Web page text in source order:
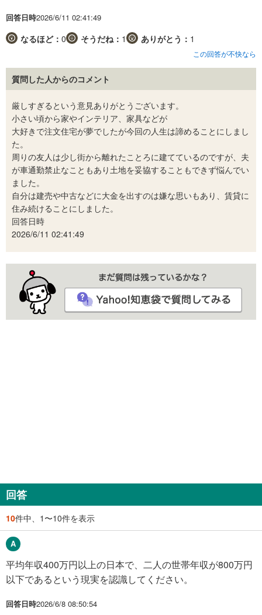
回答日時2026/6/11 02:41:49
なるほど： 0 そうだね： 1 ありがとう： 1
この回答が不快なら
質問した人からのコメント
厳しすぎるという意見ありがとうございます。
小さい頃から家やインテリア、家具などが
大好きで注文住宅が夢でしたが今回の人生は諦めることにしまし
た。
周りの友人は少し街から離れたことろに建てているのですが、夫
が車通勤禁止なこともあり土地を妥協することもできず悩んでい
ました。
自分は建売や中古などに大金を出すのは嫌な思いもあり、賃貸に
住み続けることにしました。
回答日時
2026/6/11 02:41:49
回答
10件中、1〜10件を表示
平均年収400万円以上の日本で、二人の世帯年収が800万円
以下であるという現実を認識してください。
回答日時2026/6/8 08:50:54